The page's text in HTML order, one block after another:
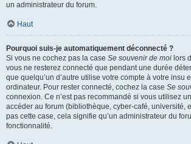
un administrateur du forum.
Haut
Pourquoi suis-je automatiquement déconnecté ?
Si vous ne cochez pas la case Se souvenir de moi lors
vous ne resterez connecté que pendant une durée
que quelqu’un d’autre utilise votre compte à votre insu
ordinateur. Pour rester connecté, cochez la case Se
connexion. Ce n’est pas recommandé si vous utilisez
accéder au forum (bibliothèque, cyber-café, université,
pas cette case, cela signifie qu’un administrateur du
fonctionnalité.